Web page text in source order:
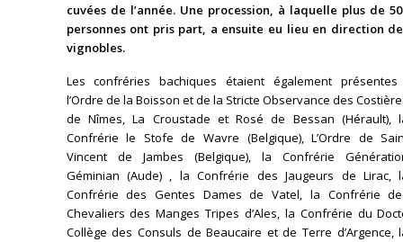
cuvées de l’année. Une procession, à laquelle plus de
personnes ont pris part, a ensuite eu lieu en direction
vignobles.
Les confréries bachiques étaient également
l’Ordre de la Boisson et de la Stricte Observance des
de Nîmes, La Croustade et Rosé de Bessan (Hérault),
Confrérie le Stofe de Wavre (Belgique), L’Ordre de
Vincent de Jambes (Belgique), la Confrérie
Géminian (Aude) , la Confrérie des Jaugeurs de Lirac,
Confrérie des Gentes Dames de Vatel, la Confrérie
Chevaliers des Manges Tripes d’Ales, la Confrérie du
Collège des Consuls de Beaucaire et de Terre d’Argence,